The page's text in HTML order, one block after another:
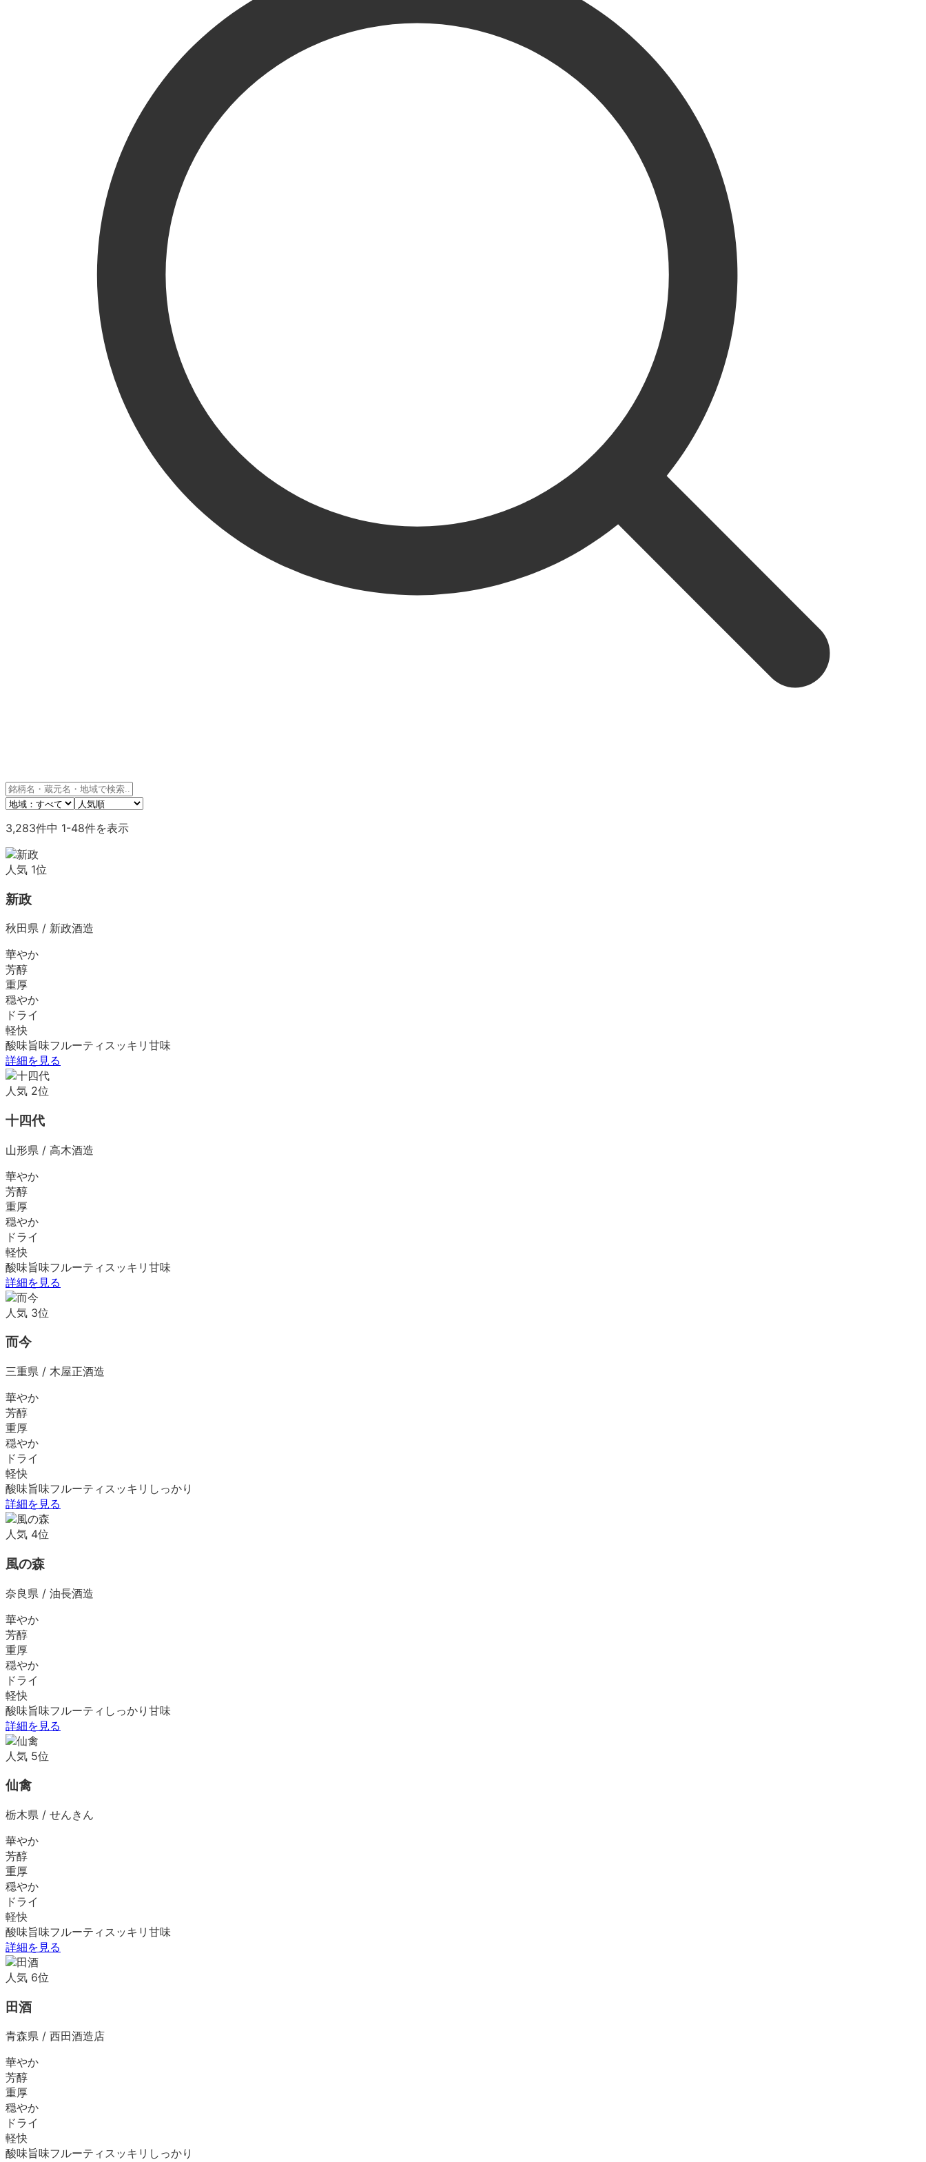
3,283件中 1-48件を表示
人気 1位
新政
秋田県 / 新政酒造
華やか
芳醇
重厚
穏やか
ドライ
軽快
酸味旨味フルーティ スッキリ 甘味
詳細を見る
人気 2位
十四代
山形県 / 高木酒造
華やか
芳醇
重厚
穏やか
ドライ
軽快
酸味旨味フルーティ スッキリ 甘味
詳細を見る
人気 3位
而今
三重県 / 木屋正酒造
華やか
芳醇
重厚
穏やか
ドライ
軽快
酸味旨味フルーティ スッキリ しっかり
詳細を見る
人気 4位
風の森
奈良県 / 油長酒造
華やか
芳醇
重厚
穏やか
ドライ
軽快
酸味旨味フルーティ しっかり 甘味
詳細を見る
人気 5位
仙禽
栃木県 / せんきん
華やか
芳醇
重厚
穏やか
ドライ
軽快
酸味旨味フルーティ スッキリ 甘味
詳細を見る
人気 6位
田酒
青森県 / 西田酒造店
華やか
芳醇
重厚
穏やか
ドライ
軽快
酸味旨味フルーティ スッキリ しっかり